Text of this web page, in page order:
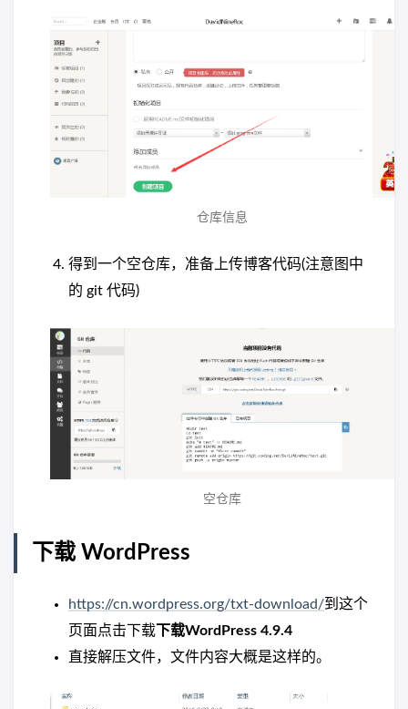
仓库信息
得到一个空仓库，准备上传博客代码(注意图中
的 git 代码)
空仓库
下载 WordPress
https://cn.wordpress.org/txt-download/到这个
页面点击下载 下载WordPress 4.9.4
直接解压文件，文件内容大概是这样的。